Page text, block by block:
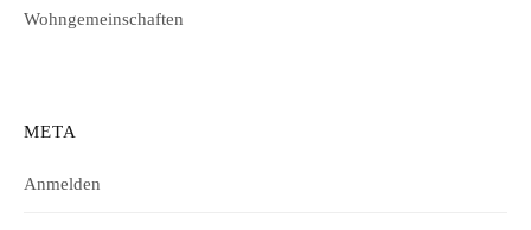
Wohngemeinschaften
META
Anmelden